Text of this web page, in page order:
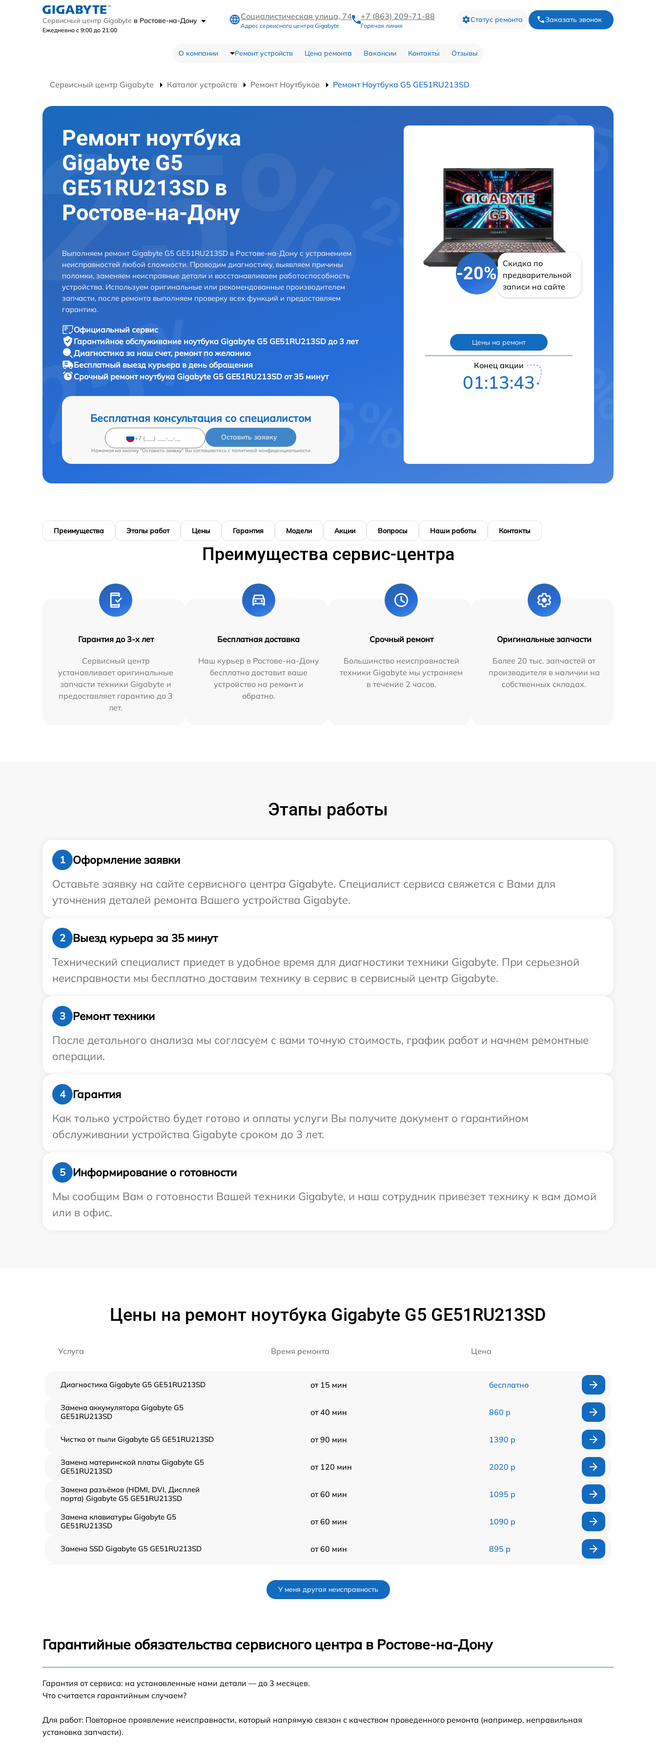
Сервисный центр Gigabyte в Ростове-на-Дону
Ежедневно с 9:00 до 21:00
Социалистическая улица, 74
Адрес сервисного центра Gigabyte
+7 (863) 209-71-88
Горячая линия
Статус ремонта Заказать звонок
О компании Ремонт устройств Цена ремонта Вакансии Контакты Отзывы
Сервисный центр Gigabyte Каталог устройств Ремонт Ноутбуков Ремонт Ноутбука G5 GE51RU213SD
Ремонт ноутбука
Gigabyte G5
GE51RU213SD в
Ростове-на-Дону
Выполняем ремонт Gigabyte G5 GE51RU213SD в Ростове-на-Дону с устранением
неисправностей любой сложности. Проводим диагностику, выявляем причины
поломки, заменяем неисправные детали и восстанавливаем работоспособность
устройства. Используем оригинальные или рекомендованные производителем
запчасти, после ремонта выполняем проверку всех функций и предоставляем
гарантию.
Официальный сервис
Гарантийное обслуживание ноутбука Gigabyte G5 GE51RU213SD до 3 лет
Диагностика за наш счет, ремонт по желанию
Бесплатный выезд курьера в день обращения
Срочный ремонт ноутбука Gigabyte G5 GE51RU213SD от 35 минут
Бесплатная консультация со специалистом
Оставить заявку
Нажимая на кнопку "Оставить заявку" Вы соглашаетесь c политикой конфиденциальности
-20%
Скидка по
предварительной
записи на сайте
Цены на ремонт
Конец акции
01:13:42
Преимущества Этапы работ Цены Гарантия Модели Акции Вопросы Наши работы Контакты
Преимущества сервис-центра
Гарантия до 3-х лет
Сервисный центр
устанавливает оригинальные
запчасти техники Gigabyte и
предоставляет гарантию до 3
лет.
Бесплатная доставка
Наш курьер в Ростове-на-Дону
бесплатно доставит ваше
устройство на ремонт и
обратно.
Срочный ремонт
Большинство неисправностей
техники Gigabyte мы устраняем
в течение 2 часов.
Оригинальные запчасти
Более 20 тыс. запчастей от
производителя в наличии на
собственных складах.
Этапы работы
1
Оформление заявки
Оставьте заявку на сайте сервисного центра Gigabyte. Специалист сервиса свяжется с Вами для
уточнения деталей ремонта Вашего устройства Gigabyte.
2
Выезд курьера за 35 минут
Технический специалист приедет в удобное время для диагностики техники Gigabyte. При серьезной
неисправности мы бесплатно доставим технику в сервис в сервисный центр Gigabyte.
3
Ремонт техники
После детального анализа мы согласуем с вами точную стоимость, график работ и начнем ремонтные
операции.
4
Гарантия
Как только устройство будет готово и оплаты услуги Вы получите документ о гарантийном
обслуживании устройства Gigabyte сроком до 3 лет.
5
Информирование о готовности
Мы сообщим Вам о готовности Вашей техники Gigabyte, и наш сотрудник привезет технику к вам домой
или в офис.
Цены на ремонт ноутбука Gigabyte G5 GE51RU213SD
Услуга Время ремонта Цена
Диагностика Gigabyte G5 GE51RU213SD от 15 мин бесплатно
Замена аккумулятора Gigabyte G5
GE51RU213SD
от 40 мин 860 р
Чистка от пыли Gigabyte G5 GE51RU213SD от 90 мин 1390 р
Замена материнской платы Gigabyte G5
GE51RU213SD
от 120 мин 2020 р
Замена разъёмов (HDMI, DVI, Дисплей
порта) Gigabyte G5 GE51RU213SD
от 60 мин 1095 р
Замена клавиатуры Gigabyte G5
GE51RU213SD
от 60 мин 1090 р
Замена SSD Gigabyte G5 GE51RU213SD от 60 мин 895 р
Замена системы охлаждения Gigabyte G5
GE51RU213SD
GE51RU213SD
Замена оперативной памяти Gigabyte G5
У меня другая неисправность
Гарантийные обязательства сервисного центра в Ростове-на-Дону
Гарантия от сервиса: на установленные нами детали — до 3 месяцев.
Что считается гарантийным случаем?
Для работ: Повторное проявление неисправности, который напрямую связан с качеством проведенного ремонта (например, неправильная
установка запчасти).